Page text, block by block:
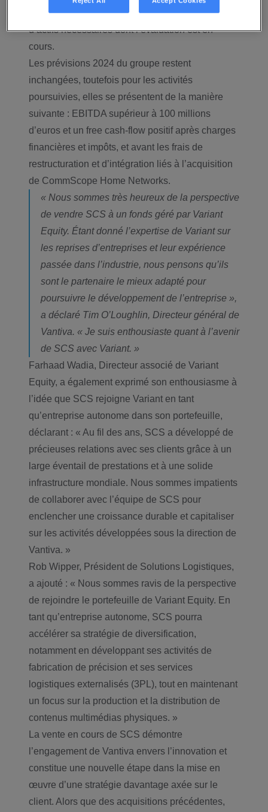
ailleurs, Vantiva procédera aux dépréciations
d’actifs nécessaires dont l’évaluation est en
cours.
Les prévisions 2024 du groupe restent
inchangées, toutefois pour les activités
poursuivies, elles se présentent de la manière
suivante : EBITDA supérieur à 100 millions
d’euros et un free cash-flow positif après charges
financières et impôts, et avant les frais de
restructuration et d’intégration liés à l’acquisition
de CommScope Home Networks.
« Nous sommes très heureux de la perspective
de vendre SCS à un fonds géré par Variant
Equity. Étant donné l’expertise de Variant sur
les reprises d’entreprises et leur expérience
passée dans l’industrie, nous pensons qu’ils
sont le partenaire le mieux adapté pour
poursuivre le développement de l’entreprise »,
a déclaré Tim O’Loughlin, Directeur général de
Vantiva. « Je suis enthousiaste quant à l’avenir
de SCS avec Variant. »
Farhaad Wadia, Directeur associé de Variant
Equity, a également exprimé son enthousiasme à
l’idée que SCS rejoigne Variant en tant
qu’entreprise autonome dans son portefeuille,
déclarant : « Au fil des ans, SCS a développé de
précieuses relations avec ses clients grâce à un
large éventail de prestations et à une solide
infrastructure mondiale. Nous sommes impatients
de collaborer avec l’équipe de SCS pour
enclencher une croissance durable et capitaliser
sur les activités développées sous la direction de
Vantiva. »
Rob Wipper, Président de Solutions Logistiques,
a ajouté : « Nous sommes ravis de la perspective
de rejoindre le portefeuille de Variant Equity. En
tant qu’entreprise autonome, SCS pourra
accélérer sa stratégie de diversification,
notamment en développant ses activités de
fabrication de précision et ses services
logistiques externalisés (3PL), tout en maintenant
un focus sur la production et la distribution de
contenus multimédias physiques. »
La vente en cours de SCS démontre
l’engagement de Vantiva envers l’innovation et
constitue une nouvelle étape dans la mise en
œuvre d’une stratégie davantage axée sur le
client. Alors que des acquisitions précédentes,